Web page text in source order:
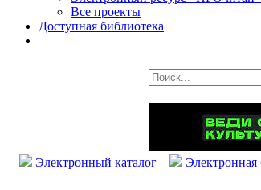
Все проекты
Доступная библиотека
Электронный каталог Электронная